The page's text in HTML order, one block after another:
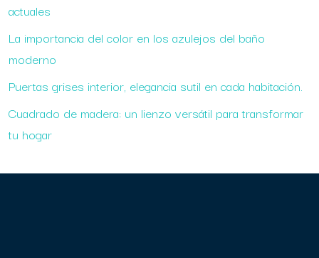
actuales
La importancia del color en los azulejos del baño
moderno
Puertas grises interior, elegancia sutil en cada habitación.
Cuadrado de madera: un lienzo versátil para transformar
tu hogar